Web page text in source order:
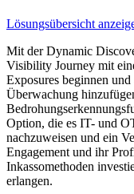
Lösungsübersicht
Mit der Dynamic
Visibility Journey mit
Exposures beginnen
Überwachung
Option, die es IT- und
nachzuweisen und ein
Engagement und ihr
Inkassomethoden
erlangen.